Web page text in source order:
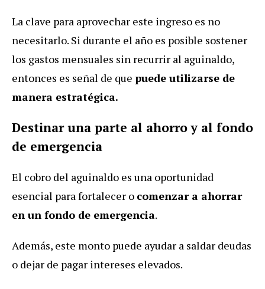
La clave para aprovechar este ingreso es no
necesitarlo. Si durante el año es posible sostener
los gastos mensuales sin recurrir al aguinaldo,
entonces es señal de que puede utilizarse de
manera estratégica.
Destinar una parte al ahorro y al fondo
de emergencia
El cobro del aguinaldo es una oportunidad
esencial para fortalecer o comenzar a ahorrar
en un fondo de emergencia.
Además, este monto puede ayudar a saldar deudas
o dejar de pagar intereses elevados.